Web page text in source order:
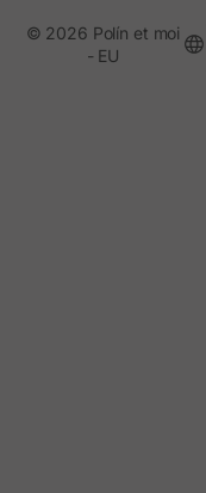
© 2026 Polín et moi
- EU